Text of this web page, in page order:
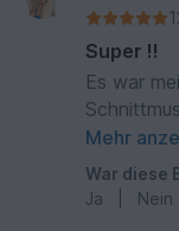
Super !!
Es war
das
Anleitung
Mehr
War diese
Ja
Nein